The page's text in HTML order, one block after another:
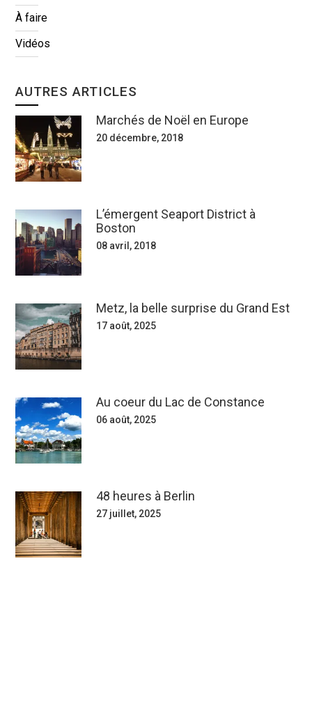
À faire
Vidéos
AUTRES ARTICLES
Marchés de Noël en Europe
20 décembre, 2018
L’émergent Seaport District à
Boston
08 avril, 2018
Metz, la belle surprise du Grand Est
17 août, 2025
Au coeur du Lac de Constance
06 août, 2025
48 heures à Berlin
27 juillet, 2025